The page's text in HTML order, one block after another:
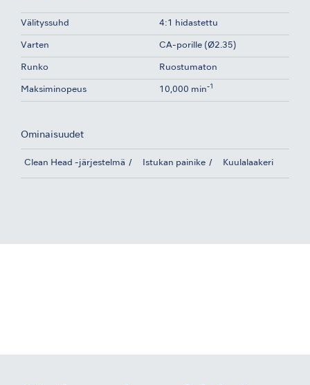
Välityssuhd 4:1 hidastettu
Varten CA-porille (Ø2.35)
Runko Ruostumaton
Maksiminopeus 10,000 min-1
Ominaisuudet
Clean Head -järjestelmä Istukan painike Kuulalaakeri